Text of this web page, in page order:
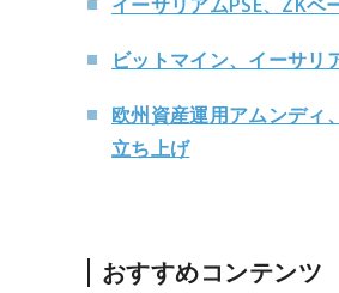
ビットマイン、イーサリ
欧州資産運用アムンディ
立ち上げ
おすすめコンテンツ